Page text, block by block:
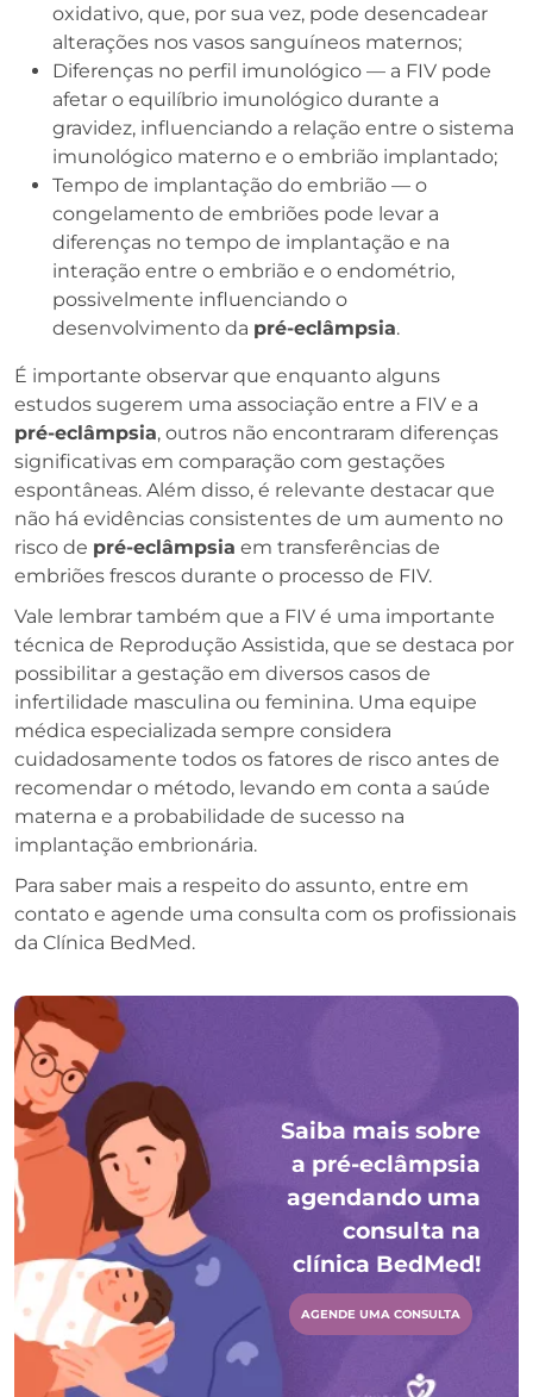
oxidativo, que, por sua vez, pode desencadear
alterações nos vasos sanguíneos maternos;
Diferenças no perfil imunológico — a FIV pode
afetar o equilíbrio imunológico durante a
gravidez, influenciando a relação entre o sistema
imunológico materno e o embrião implantado;
Tempo de implantação do embrião — o
congelamento de embriões pode levar a
diferenças no tempo de implantação e na
interação entre o embrião e o endométrio,
possivelmente influenciando o
desenvolvimento da pré-eclâmpsia.
É importante observar que enquanto alguns
estudos sugerem uma associação entre a FIV e a
pré-eclâmpsia, outros não encontraram diferenças
significativas em comparação com gestações
espontâneas. Além disso, é relevante destacar que
não há evidências consistentes de um aumento no
risco de pré-eclâmpsia em transferências de
embriões frescos durante o processo de FIV.
Vale lembrar também que a FIV é uma importante
técnica de Reprodução Assistida, que se destaca por
possibilitar a gestação em diversos casos de
infertilidade masculina ou feminina. Uma equipe
médica especializada sempre considera
cuidadosamente todos os fatores de risco antes de
recomendar o método, levando em conta a saúde
materna e a probabilidade de sucesso na
implantação embrionária.
Para saber mais a respeito do assunto, entre em
contato e agende uma consulta com os profissionais
da Clínica BedMed.
Saiba mais sobre
a pré-eclâmpsia
agendando uma
consulta na
clínica BedMed!
AGENDE UMA CONSULTA